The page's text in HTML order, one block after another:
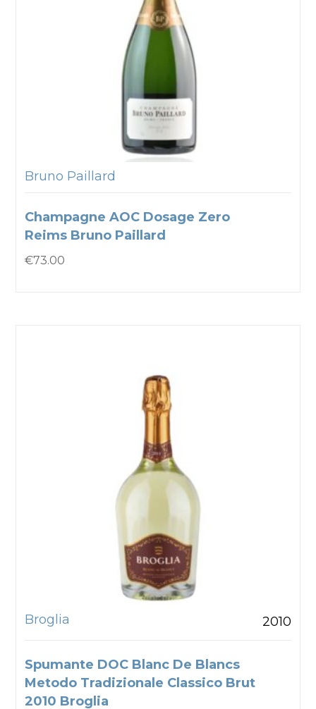
Bruno Paillard
Champagne AOC Dosage Zero
Reims Bruno Paillard
€73.00
Broglia 2010
Spumante DOC Blanc De Blancs
Metodo Tradizionale Classico Brut
2010 Broglia